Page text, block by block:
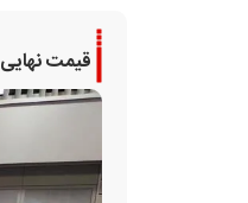
قیمت نهایی BMW iX1 توسط پرشیا خودرو اعلام شد